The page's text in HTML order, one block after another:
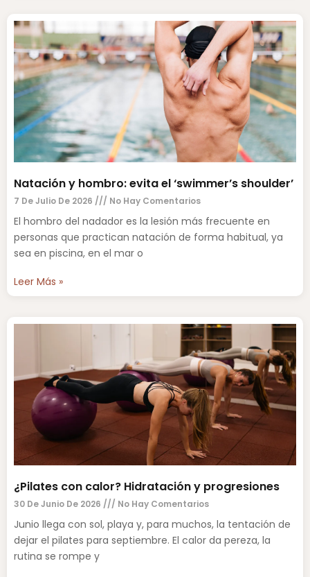
Natación y hombro: evita el ‘swimmer’s shoulder’
7 De Julio De 2026 No Hay Comentarios
El hombro del nadador es la lesión más frecuente en
personas que practican natación de forma habitual, ya
sea en piscina, en el mar o
Leer Más »
¿Pilates con calor? Hidratación y progresiones
30 De Junio De 2026 No Hay Comentarios
Junio llega con sol, playa y, para muchos, la tentación de
dejar el pilates para septiembre. El calor da pereza, la
rutina se rompe y